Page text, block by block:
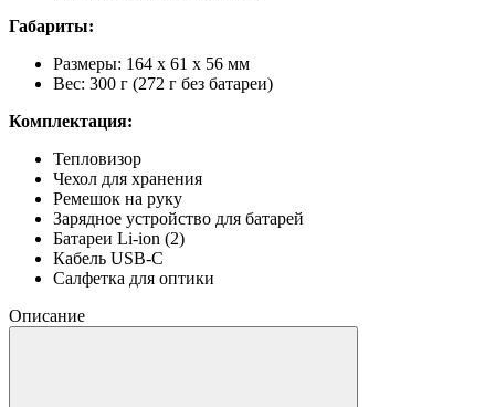
Габариты:
Размеры: 164 х 61 х 56 мм
Вес: 300 г (272 г без батареи)
Комплектация:
Тепловизор
Чехол для хранения
Ремешок на руку
Зарядное устройство для батарей
Батареи Li-ion (2)
Кабель USB-C
Салфетка для оптики
Описание